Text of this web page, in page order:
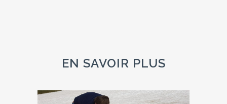
EN SAVOIR PLUS